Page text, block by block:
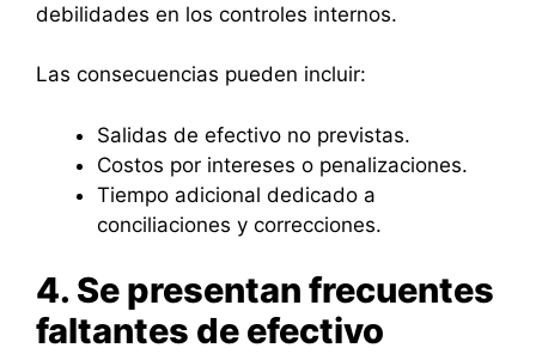
debilidades en los controles internos.
Las consecuencias pueden incluir:
Salidas de efectivo no previstas.
Costos por intereses o penalizaciones.
Tiempo adicional dedicado a
conciliaciones y correcciones.
4. Se presentan frecuentes
faltantes de efectivo